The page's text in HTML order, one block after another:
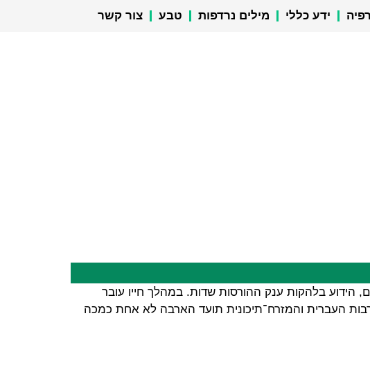
ידע כללי מילים נרדפות טבע צור קשר
בלהקות ענק ההורסות שדות. במהלך חייו עובר
העברית והמזרח־תיכונית תועד הארבה לא אחת כמכה